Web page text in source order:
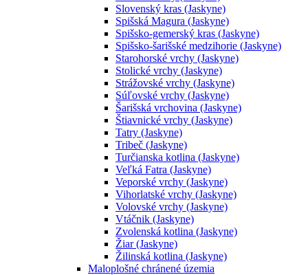
Slovenský kras (Jaskyne)
Spišská Magura (Jaskyne)
Spišsko-gemerský kras (Jaskyne)
Spišsko-šarišské medzihorie (Jaskyne)
Starohorské vrchy (Jaskyne)
Stolické vrchy (Jaskyne)
Strážovské vrchy (Jaskyne)
Súľovské vrchy (Jaskyne)
Šarišská vrchovina (Jaskyne)
Štiavnické vrchy (Jaskyne)
Tatry (Jaskyne)
Tribeč (Jaskyne)
Turčianska kotlina (Jaskyne)
Veľká Fatra (Jaskyne)
Veporské vrchy (Jaskyne)
Vihorlatské vrchy (Jaskyne)
Volovské vrchy (Jaskyne)
Vtáčnik (Jaskyne)
Zvolenská kotlina (Jaskyne)
Žiar (Jaskyne)
Žilinská kotlina (Jaskyne)
Maloplošné chránené územia